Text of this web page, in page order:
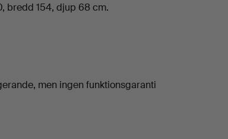
bredd 154, djup 68 cm.
men ingen funktionsgaranti